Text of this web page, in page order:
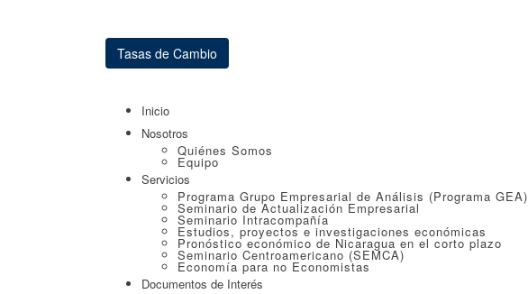
Tasas de Cambio
Inicio
Nosotros
Quiénes Somos
Equipo
Servicios
Programa Grupo Empresarial de Análisis (Programa GEA)
Seminario de Actualización Empresarial
Seminario Intracompañía
Estudios, proyectos e investigaciones económicas
Pronóstico económico de Nicaragua en el corto plazo
Seminario Centroamericano (SEMCA)
Economía para no Economistas
Documentos de Interés